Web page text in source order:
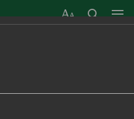
САМОУПРАВЛЕНИЯ